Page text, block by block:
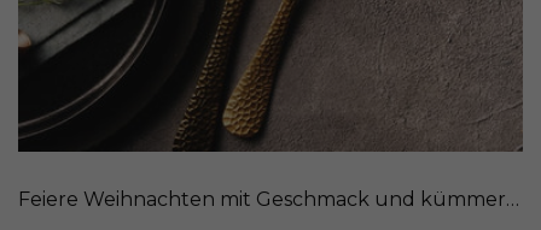
Feiere Weihnachten mit Geschmack und kümmere dich um deine Verdauung